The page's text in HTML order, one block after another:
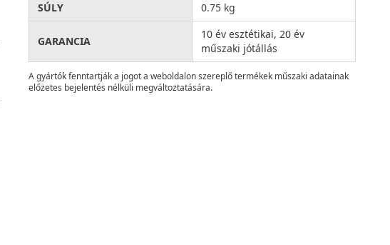
SÚLY
0.75 kg
GARANCIA
10 év esztétikai, 20 év
műszaki jótállás
A gyártók fenntartják a jogot a weboldalon szereplő termékek műszaki adatainak
előzetes bejelentés nélküli megváltoztatására.